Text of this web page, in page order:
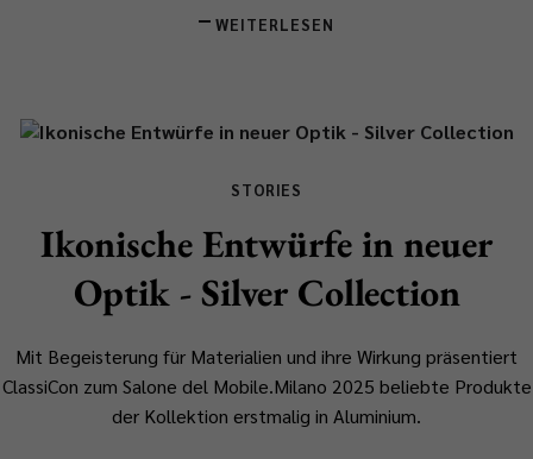
WEITERLESEN
STORIES
Ikonische Entwürfe in neuer
Optik - Silver Collection
Mit Begeisterung für Materialien und ihre Wirkung präsentiert
ClassiCon zum Salone del Mobile.Milano 2025 beliebte Produkte
der Kollektion erstmalig in Aluminium.